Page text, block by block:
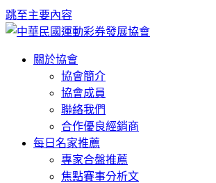
跳至主要內容
關於協會
協會簡介
協會成員
聯絡我們
合作優良經銷商
每日名家推薦
專家合盤推薦
焦點賽事分析文